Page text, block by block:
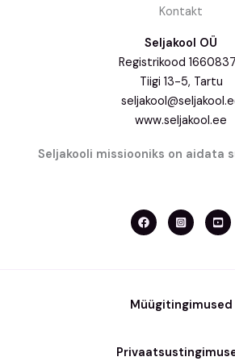
Kontakt
Seljakool OÜ
Registrikood
Tiigi 13-5, Tartu
www.seljakool.ee
Seljakooli missiooniks on aidata
Müügitingimused